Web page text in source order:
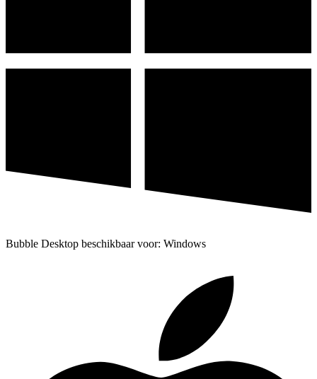
Bubble Desktop beschikbaar voor: Windows